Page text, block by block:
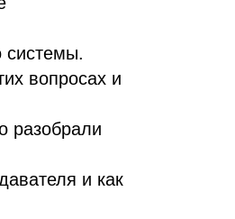
системы.
вопросах и
разобрали
и как